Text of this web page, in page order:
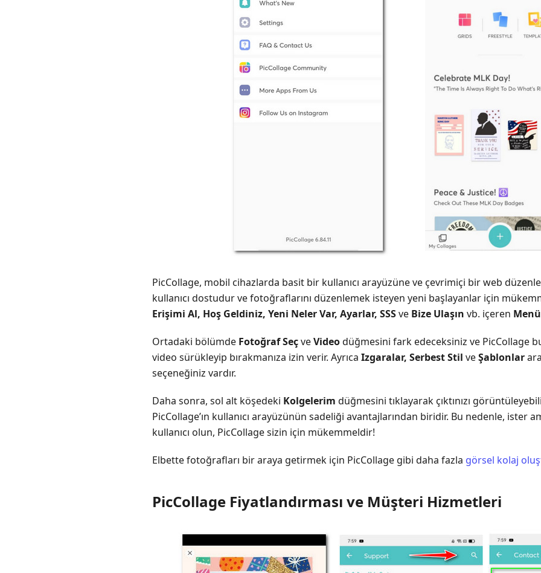
PicCollage, mobil cihazlarda basit bir kullanıcı arayüzüne ve çevrimiçi bir web
kullanıcı dostudur ve fotoğraflarını düzenlemek isteyen yeni başlayanlar için
Erişimi Al, Hoş Geldiniz, Yeni Neler Var, Ayarlar, SSSve Bize Ulaşın vb. içeren
Ortadaki bölümde Fotoğraf SeçveVideodüğmesini fark edeceksiniz ve PicCollage
video sürükleyip bırakmanıza izin verir. Ayrıca Izgaralar, Serbest Stil veŞablonlar
seçeneğiniz vardır.
Daha sonra, sol alt köşedeki Kolgelerim düğmesini tıklayarak çıktınızı
PicCollage’ın kullanıcı arayüzünün sadeliği avantajlarından biridir. Bu nedenle, ister
kullanıcı olun, PicCollage sizin için mükemmeldir!
Elbette fotoğrafları bir araya getirmek için PicCollage gibi daha fazla görsel kolaj
PicCollage Fiyatlandırması ve Müşteri Hizmetleri